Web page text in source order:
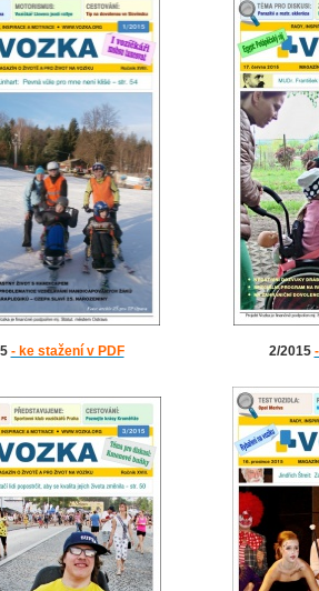
- ke stažení v PDF 2/2015